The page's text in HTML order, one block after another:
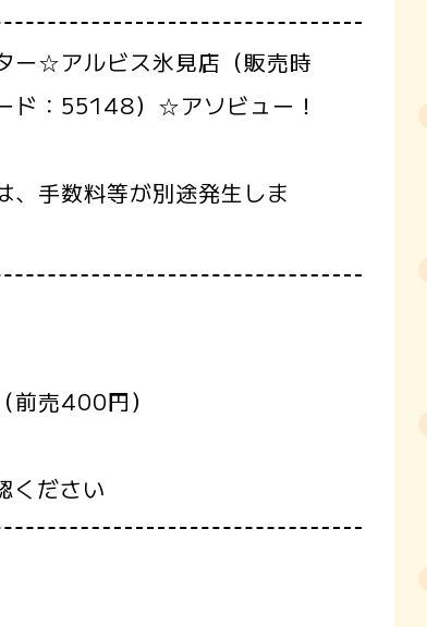
ー☆アルビス氷見店（販売時
：55148）☆アソビュー！
、手数料等が別途発生しま
前売400円）
ください